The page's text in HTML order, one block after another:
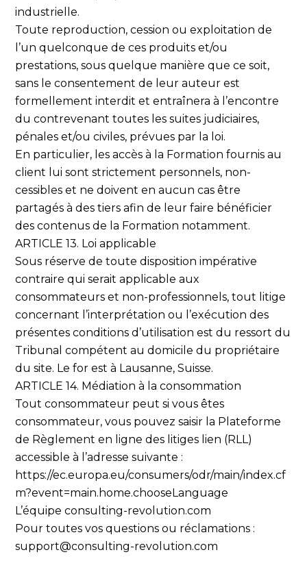
industrielle.
Toute reproduction, cession ou exploitation de
l’un quelconque de ces produits et/ou
prestations, sous quelque manière que ce soit,
sans le consentement de leur auteur est
formellement interdit et entraînera à l’encontre
du contrevenant toutes les suites judiciaires,
pénales et/ou civiles, prévues par la loi.
En particulier, les accès à la Formation fournis au
client lui sont strictement personnels, non-
cessibles et ne doivent en aucun cas être
partagés à des tiers afin de leur faire bénéficier
des contenus de la Formation notamment.
ARTICLE 13. Loi applicable
Sous réserve de toute disposition impérative
contraire qui serait applicable aux
consommateurs et non-professionnels, tout litige
concernant l’interprétation ou l’exécution des
présentes conditions d’utilisation est du ressort du
Tribunal compétent au domicile du propriétaire
du site. Le for est à Lausanne, Suisse.
ARTICLE 14. Médiation à la consommation
Tout consommateur peut si vous êtes
consommateur, vous pouvez saisir la Plateforme
de Règlement en ligne des litiges lien (RLL)
accessible à l’adresse suivante :
https://ec.europa.eu/consumers/odr/main/index.cf
m?event=main.home.chooseLanguage
L’équipe consulting-revolution.com
Pour toutes vos questions ou réclamations :
support@consulting-revolution.com